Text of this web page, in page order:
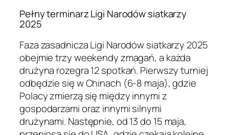
Pełny terminarz Ligi Narodów siatkarzy
2025
Faza zasadnicza Ligi Narodów siatkarzy 2025
obejmie trzy weekendy zmagań, a każda
drużyna rozegra 12 spotkań. Pierwszy turniej
odbędzie się w Chinach (6-8 maja), gdzie
Polacy zmierzą się między innymi z
gospodarzami oraz innymi silnymi
drużynami. Następnie, od 13 do 15 maja,